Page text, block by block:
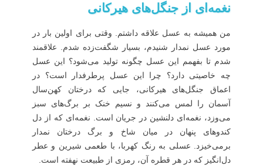
نغمه‌ای از جنگل‌های هیرکانی
من همیشه به عسل علاقه داشتم. وقتی برای اولین بار در
مورد عسل نمدار شنیدم، بسیار شگفت‌زده شدم. علاقمند
شدم تا بفهمم این عسل چگونه تولید می‌شود؟ این عسل
چه خاصیتی دارد؟ چرا این عسل پرطرفدار است؟ در
اعماق جنگل‌های هیرکانی، جایی که درختان کهن‌سال
آسمان را لمس می‌کنند و نسیم خنک بر برگ‌های سبز
می‌وزد، نغمه‌ای دلنشین در جریان است. نغمه‌ای که از دل
کندوهای پنهان در میان شاخ و برگ درختان نمدار
برمی‌خیزد. عسلی به رنگ کهربا، با طعمی شیرین و عطر
دل‌انگیز که در هر قطره آن، رمزی از طبیعت نهفته است.